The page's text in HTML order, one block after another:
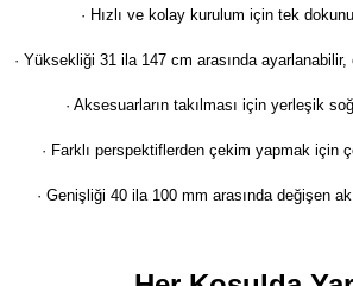
· Hızlı ve kolay kurulum için tek
· Yüksekliği 31 ila 147 cm arasında
· Aksesuarların takılması için yerleşik
· Farklı perspektiflerden çekim yapmak için
· Genişliği 40 ila 100 mm arasında değişen